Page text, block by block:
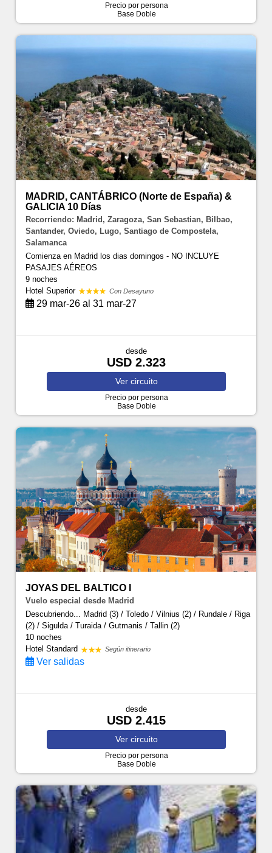
Precio por persona
Base Doble
MADRID, CANTÁBRICO (Norte de España) &
GALICIA 10 Días
Recorriendo: Madrid, Zaragoza, San Sebastian, Bilbao,
Santander, Oviedo, Lugo, Santiago de Compostela,
Salamanca
Comienza en Madrid los dias domingos - NO INCLUYE
PASAJES AÉREOS
9 noches
Hotel Superior
Con Desayuno
29 mar-26 al 31 mar-27
desde
USD 2.323
Ver circuito
Precio por persona
Base Doble
JOYAS DEL BALTICO I
Vuelo especial desde Madrid
Descubriendo... Madrid (3) / Toledo / Vilnius (2) / Rundale / Riga
(2) / Sigulda / Turaida / Gutmanis / Tallin (2)
10 noches
Hotel Standard
Según itinerario
Ver salidas
desde
USD 2.415
Ver circuito
Precio por persona
Base Doble